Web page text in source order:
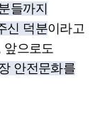
들까지
신 덕분이라고
으로도
안전문화를